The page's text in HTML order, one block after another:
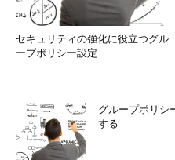
セキュリティの強化に役立つグル
ープポリシー設定
グループポリシ
する